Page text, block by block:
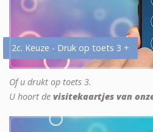
2c. Keuze - Druk op toets 3 +
Of u drukt op toets 3.
U hoort de visitekaartjes van